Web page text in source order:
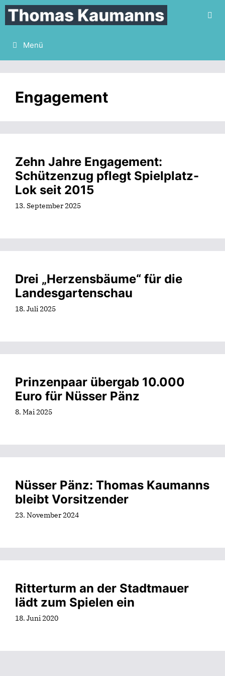
Zum
Inhalt
springen
Menü
Engagement
Zehn Jahre Engagement:
Schützenzug pflegt Spielplatz-
Lok seit 2015
13. September 2025
Drei „Herzensbäume“ für die
Landesgartenschau
18. Juli 2025
Prinzenpaar übergab 10.000
Euro für Nüsser Pänz
8. Mai 2025
Nüsser Pänz: Thomas Kaumanns
bleibt Vorsitzender
23. November 2024
Ritterturm an der Stadtmauer
lädt zum Spielen ein
18. Juni 2020